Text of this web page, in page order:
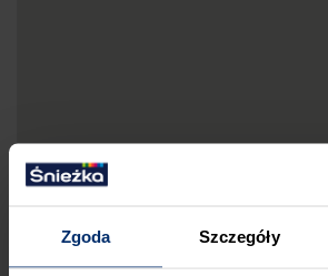
Zgoda Szczegóły